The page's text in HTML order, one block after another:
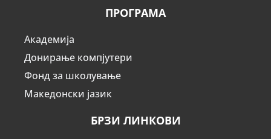
ПРОГРАМА
Академија
Донирање компјутери
Фонд за школување
Македонски јазик
БРЗИ ЛИНКОВИ